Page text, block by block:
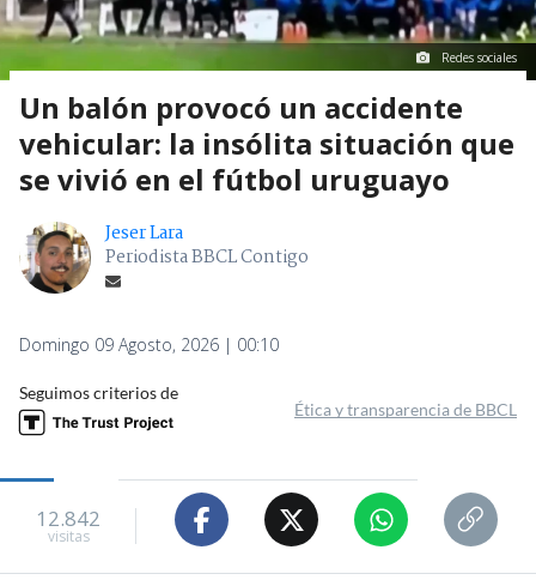
Redes sociales
Un balón provocó un accidente
vehicular: la insólita situación que
se vivió en el fútbol uruguayo
Jeser Lara
Periodista BBCL Contigo
Domingo 09 Agosto, 2026 | 00:10
Seguimos criterios de
Ética y transparencia de BBCL
12.842
visitas